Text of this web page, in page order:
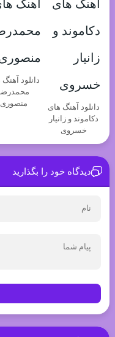
دانلود آهنگ های
دکاموند و زانیار
خسروی
دانلود
منصوری
دیدگاه خود را بگذارید